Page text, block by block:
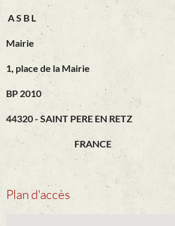
A S B L
Mairie
1, place de la Mairie
BP 2010
44320 - SAINT PERE EN RETZ
FRANCE
Plan d'accès